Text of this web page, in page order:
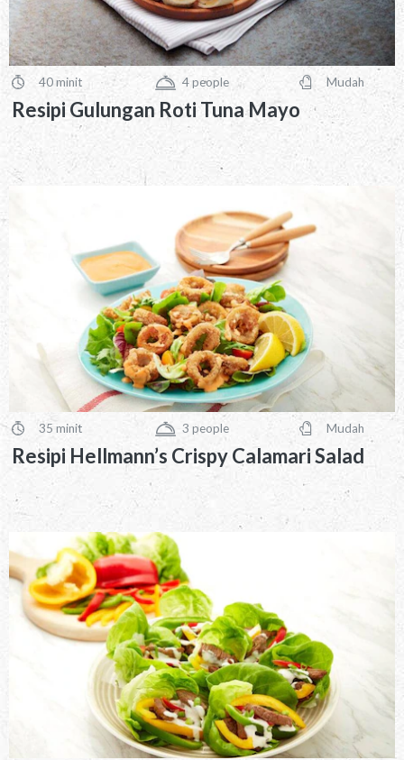
Resipi Gulungan Roti Tuna Mayo
PreparationTime
40 minit Servings
4 people Difficulty
Mudah
Resipi Hellmann’s Crispy Calamari Salad
PreparationTime
35 minit Servings
3 people Difficulty
Mudah